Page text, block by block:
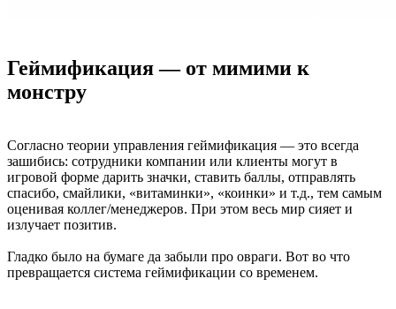
Геймификация — от мимими к
монстру
Согласно теории управления геймификация — это всегда
зашибись: сотрудники компании или клиенты могут в
игровой форме дарить значки, ставить баллы, отправлять
спасибо, смайлики, «витаминки», «коинки» и т.д., тем самым
оценивая коллег/менеджеров. При этом весь мир сияет и
излучает позитив.
Гладко было на бумаге да забыли про овраги. Вот во что
превращается система геймификации со временем.